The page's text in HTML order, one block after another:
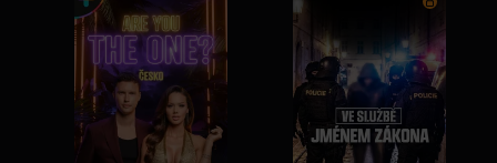
Melanie Griffith nebo Jodie Foster. Má dvě děti. |87853|gallery
--&gt; Skečbar